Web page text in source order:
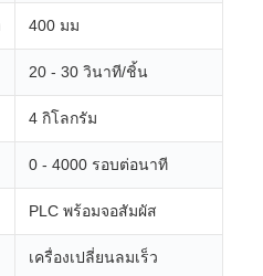
400 มม
20 - 30 วินาที/ชิ้น
4 กิโลกรัม
0 - 4000 รอบต่อนาที
PLC พร้อมจอสัมผัส
เครื่องเปลี่ยนลมเร็ว